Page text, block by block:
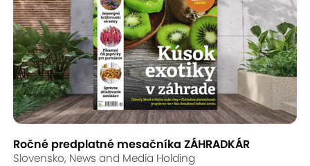
Ročné predplatné mesačníka ZÁHRADKÁR
Slovensko, News and Media Holding